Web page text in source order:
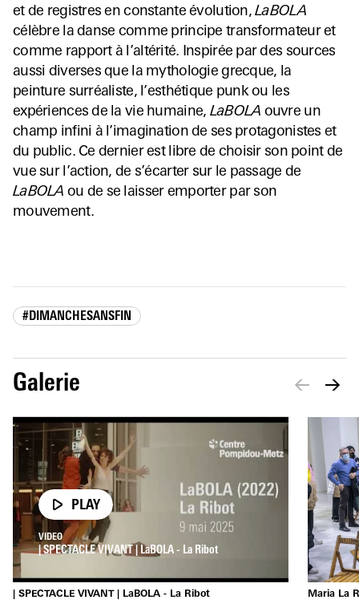
et de registres en constante évolution,LaBOLA
célèbre la danse comme principe transformateur et
comme rapport à l’altérité. Inspirée par des sources
aussi diverses que la mythologie grecque, la
peinture surréaliste, l’esthétique punk ou les
expériences de la vie humaine, LaBOLA ouvre un
champ infini à l’imagination de ses protagonistes et
du public. Ce dernier est libre de choisir son point de
vue sur l’action, de s’écarter sur le passage de
LaBOLA ou de se laisser emporter par son
mouvement.
#DIMANCHESANSFIN
Galerie
PLAY
VIDEO
| SPECTACLE VIVANT | LaBOLA - La Ribot
| SPECTACLE VIVANT | LaBOLA - La Ribot Maria La